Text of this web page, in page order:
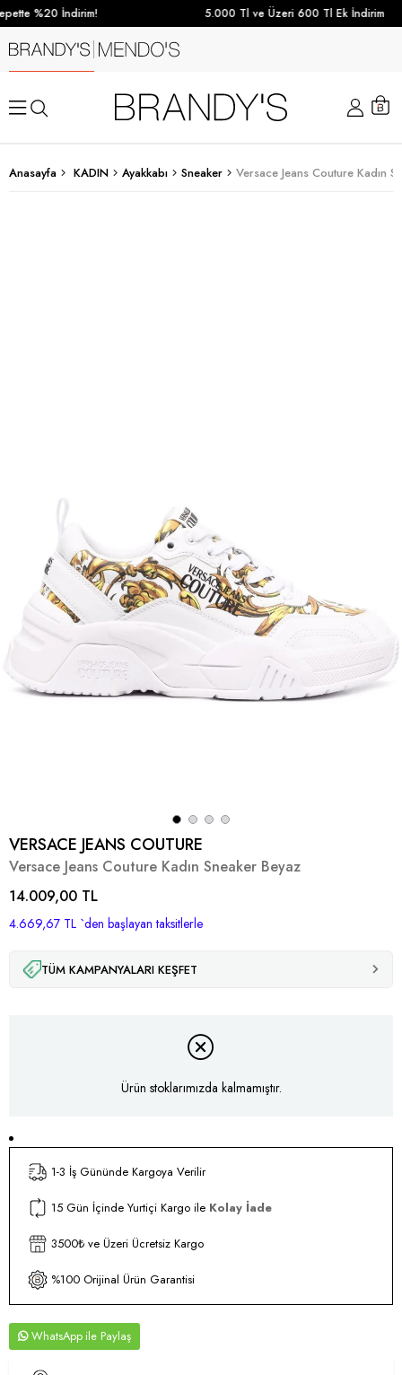
%20 İndirim! 5.000 Tl ve Üzeri 600 Tl Ek İndirim
Anasayfa KADIN Ayakkabı Sneaker Versace Jeans Couture Kadın
VERSACE JEANS COUTURE
Versace Jeans Couture Kadın Sneaker Beyaz
14.009,00 TL
4.669,67 TL `den başlayan taksitlerle
TÜM KAMPANYALARI KEŞFET
Ürün stoklarımızda kalmamıştır.
1-3 İş Gününde Kargoya Verilir
15 Gün İçinde Yurtiçi Kargo ile Kolay İade
3500₺ ve Üzeri Ücretsiz Kargo
%100 Orijinal Ürün Garantisi
WhatsApp